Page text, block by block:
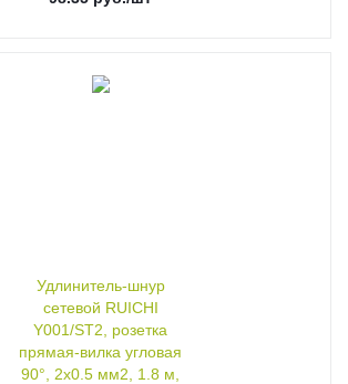
Удлинитель-шнур
сетевой RUICHI
Y001/ST2, розетка
прямая-вилка угловая
90°, 2х0.5 мм2, 1.8 м,